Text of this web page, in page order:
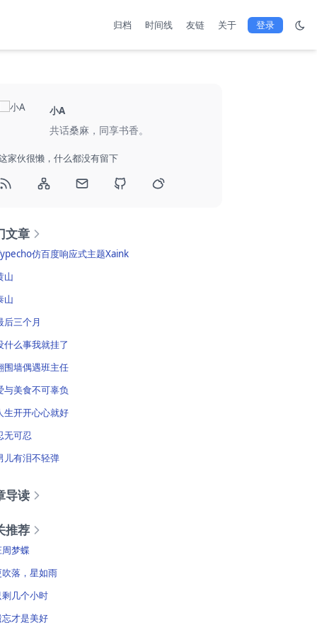
归档 时间线 友链 关于 登录
小A
共话桑麻，同享书香。
家伙很懒，什么都没有留下
文章
仿百度响应式主题Xaink
山
山
后三个月
什么事我就挂了
围墙偶遇班主任
与美食不可辜负
生开开心心就好
无可忍
儿有泪不轻弹
导读
推荐
周梦蝶
吹落，星如雨
剩几个小时
忘才是美好